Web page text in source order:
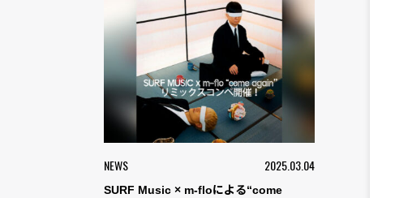
NEWS 2025.03.04
SURF Music × m-floによる“come